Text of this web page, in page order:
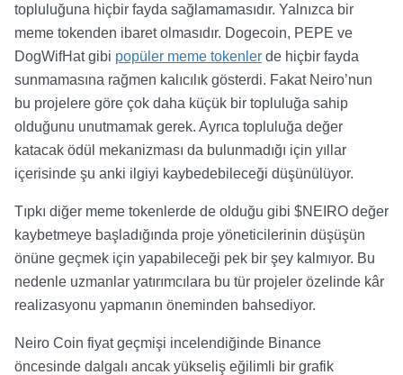
topluluğuna hiçbir fayda sağlamamasıdır. Yalnızca bir
meme tokenden ibaret olmasıdır. Dogecoin, PEPE ve
DogWifHat gibi popüler meme tokenler de hiçbir fayda
sunmamasına rağmen kalıcılık gösterdi. Fakat Neiro’nun
bu projelere göre çok daha küçük bir topluluğa sahip
olduğunu unutmamak gerek. Ayrıca topluluğa değer
katacak ödül mekanizması da bulunmadığı için yıllar
içerisinde şu anki ilgiyi kaybedebileceği düşünülüyor.
Tıpkı diğer meme tokenlerde de olduğu gibi $NEIRO değer
kaybetmeye başladığında proje yöneticilerinin düşüşün
önüne geçmek için yapabileceği pek bir şey kalmıyor. Bu
nedenle uzmanlar yatırımcılara bu tür projeler özelinde kâr
realizasyonu yapmanın öneminden bahsediyor.
Neiro Coin fiyat geçmişi incelendiğinde Binance
öncesinde dalgalı ancak yükseliş eğilimli bir grafik